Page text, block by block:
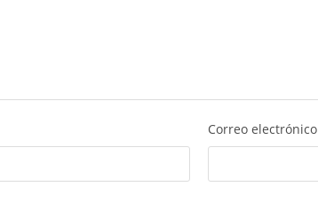
Correo electrónico